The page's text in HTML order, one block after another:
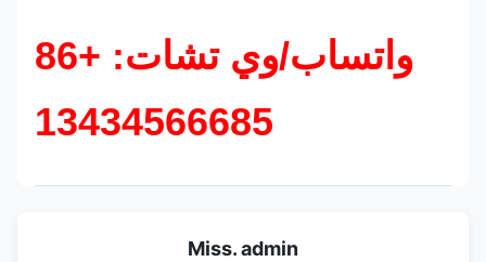
واتساب/وي تشات: +86
13434566685
Miss. admin